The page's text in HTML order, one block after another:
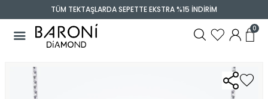
TÜM TEKTAŞLARDA SEPETTE EKSTRA %15 İNDİRİM
0